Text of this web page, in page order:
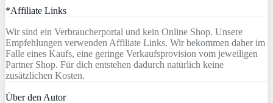
*Affiliate Links
Wir sind ein Verbraucherportal und kein Online Shop. Unsere
Empfehlungen verwenden Affiliate Links. Wir bekommen daher im
Falle eines Kaufs, eine geringe Verkaufsprovision vom jeweiligen
Partner Shop. Für dich entstehen dadurch natürlich keine
zusätzlichen Kosten.
Über den Autor